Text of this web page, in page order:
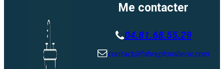
Me contacter
04.81.68.55.29
contact@fabreplomberie.com